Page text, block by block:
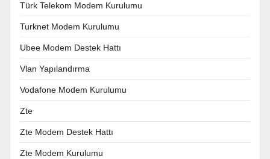
Türk Telekom Modem Kurulumu
Turknet Modem Kurulumu
Ubee Modem Destek Hattı
Vlan Yapılandırma
Vodafone Modem Kurulumu
Zte
Zte Modem Destek Hattı
Zte Modem Kurulumu